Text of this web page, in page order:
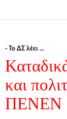
- Το ΔΣ λέει ...
και
ΠΕΝΕΝ